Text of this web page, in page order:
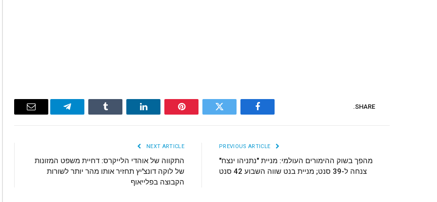
SHARE.
Facebook
Twitter
Pinterest
LinkedIn
Tumblr
Telegram
Email
מהפך בשוק ההימורים העולמי: מניית "נתניהו ינצח"
צנחה ל-39 סנט; מניית בנט שווה השבוע 42 סנט
NEXT ARTICLE
התקווה של אוהדי הלייקרס: דחיית משפט המזונות
של לוקה דונצ'יץ תחזיר אותו מהר יותר לשורות
הקבוצה בפלייאוף